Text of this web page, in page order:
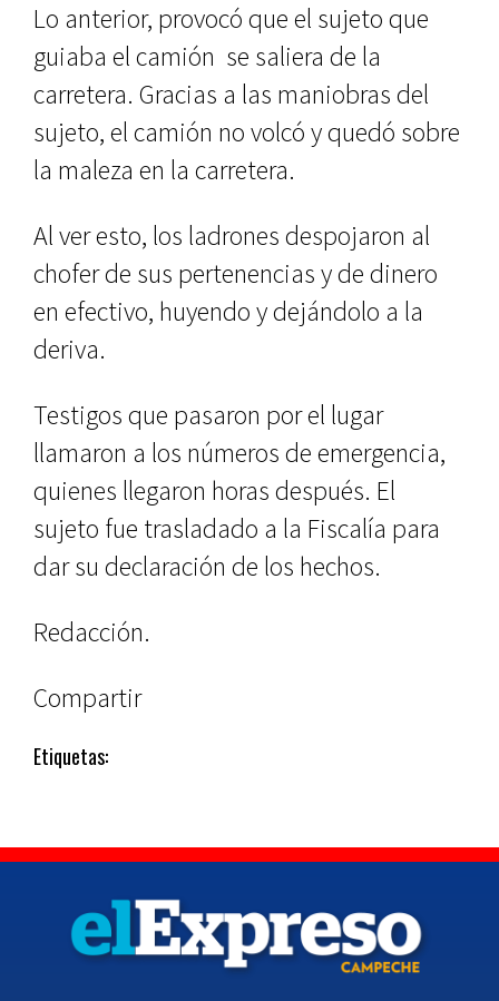
Lo anterior, provocó que el sujeto que
guiaba el camión se saliera de la
carretera. Gracias a las maniobras del
sujeto, el camión no volcó y quedó sobre
la maleza en la carretera.
Al ver esto, los ladrones despojaron al
chofer de sus pertenencias y de dinero
en efectivo, huyendo y dejándolo a la
deriva.
Testigos que pasaron por el lugar
llamaron a los números de emergencia,
quienes llegaron horas después. El
sujeto fue trasladado a la Fiscalía para
dar su declaración de los hechos.
Redacción.
Compartir
Etiquetas: